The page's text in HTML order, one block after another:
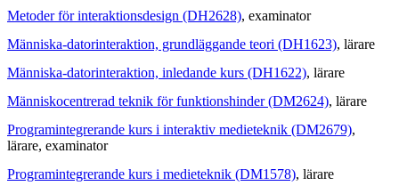
Metoder för interaktionsdesign (DH2628), examinator
Människa-datorinteraktion, grundläggande teori (DH1623), lärare
Människa-datorinteraktion, inledande kurs (DH1622), lärare
Människocentrerad teknik för funktionshinder (DM2624), lärare
Programintegrerande kurs i interaktiv medieteknik (DM2679),
lärare, examinator
Programintegrerande kurs i medieteknik (DM1578), lärare